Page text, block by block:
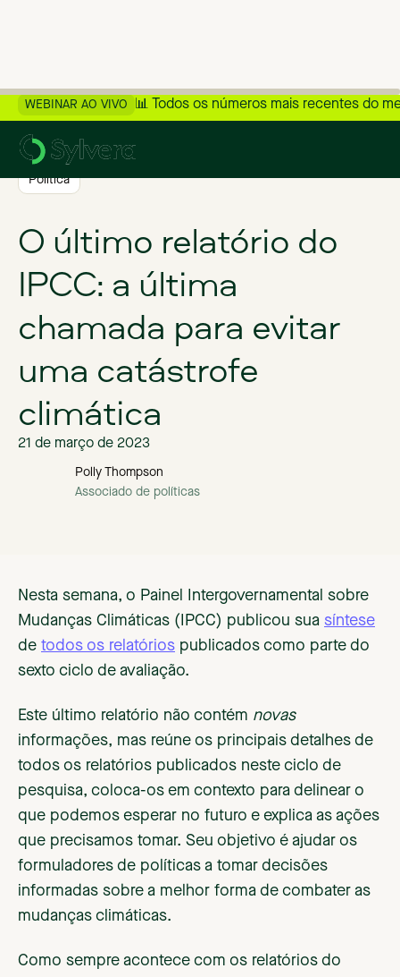
WEBINAR AO VIVO 📊 Todos os números mais recentes do
Política
O último relatório do
IPCC: a última
chamada para evitar
uma catástrofe
climática
21 de março de 2023
Polly Thompson
Associado de políticas
Nesta semana, o Painel Intergovernamental sobre
Mudanças Climáticas (IPCC) publicou sua síntese
de todos os relatórios publicados como parte do
sexto ciclo de avaliação.
Este último relatório não contém novas
informações, mas reúne os principais detalhes de
todos os relatórios publicados neste ciclo de
pesquisa, coloca-os em contexto para delinear o
que podemos esperar no futuro e explica as ações
que precisamos tomar. Seu objetivo é ajudar os
formuladores de políticas a tomar decisões
informadas sobre a melhor forma de combater as
mudanças climáticas.
Como sempre acontece com os relatórios do